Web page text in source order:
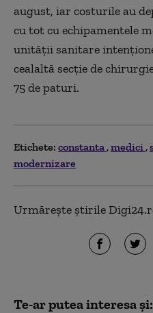
august, iar costurile au
cu tot cu echipamentele
unității sanitare
cealaltă secție de
75 de paturi.
Etichete: constanta medici
modernizare
Urmărește știrile
Te-ar putea interesa și: